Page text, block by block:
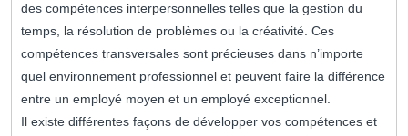
des compétences interpersonnelles telles que la gestion du
temps, la résolution de problèmes ou la créativité. Ces
compétences transversales sont précieuses dans n’importe
quel environnement professionnel et peuvent faire la différence
entre un employé moyen et un employé exceptionnel.
Il existe différentes façons de développer vos compétences et